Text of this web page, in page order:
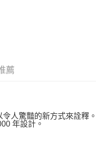
薦
人驚豔的新方式來詮釋
年設計。